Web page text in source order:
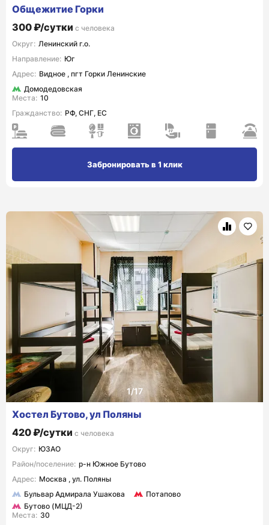
Общежитие Горки
300 ₽/сутки с человека
Округ: Ленинский г.о.
Направление: Юг
Адрес: Видное , пгт Горки Ленинские
Домодедовская
Места: 10
Гражданство: РФ, СНГ, ЕС
Забронировать в 1 клик
Хостел Бутово, ул Поляны
420 ₽/сутки с человека
Округ: ЮЗАО
Район/поселение: р-н Южное Бутово
Адрес: Москва , ул. Поляны
Бульвар Адмирала Ушакова
Потапово
Бутово (МЦД-2)
Места: 30